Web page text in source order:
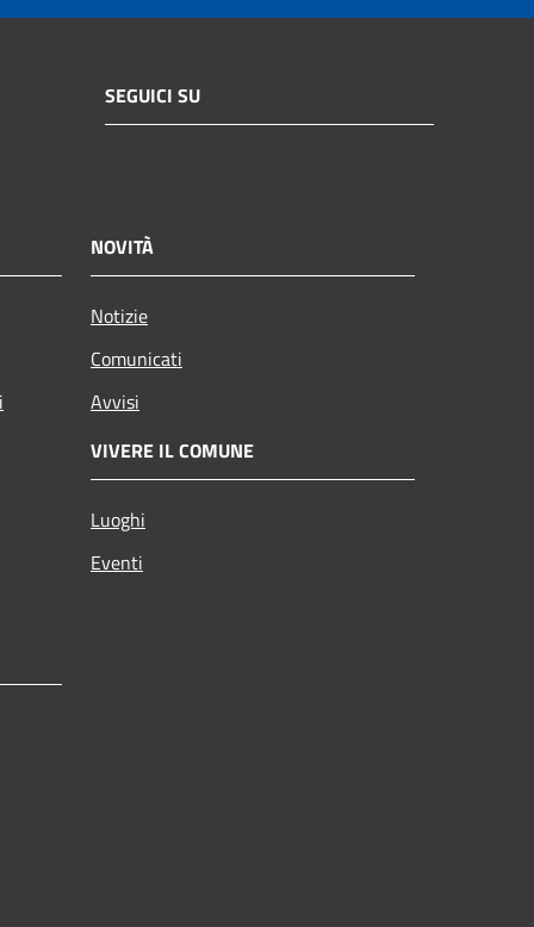
SEGUICI SU
NOVITÀ
Notizie
Comunicati
Avvisi
VIVERE IL COMUNE
Luoghi
Eventi